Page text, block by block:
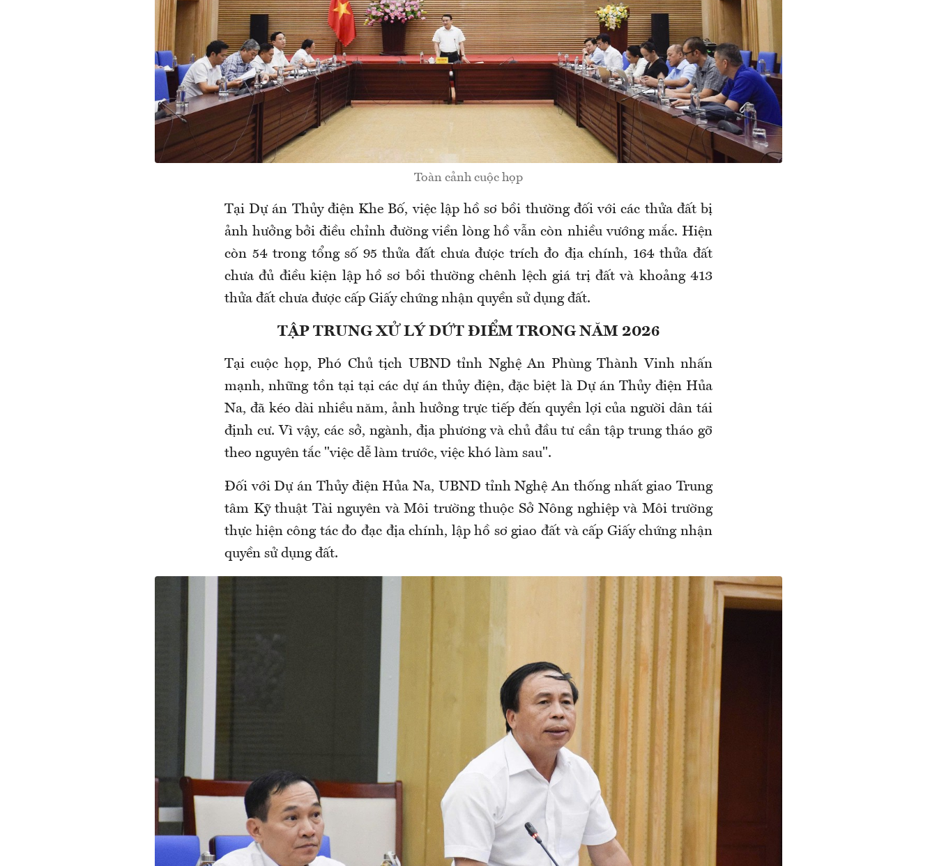
Toàn cảnh cuộc họp
Tại Dự án Thủy điện Khe Bố, việc lập hồ sơ bồi thường đối với các thửa đất bị
ảnh hưởng bởi điều chỉnh đường viền lòng hồ vẫn còn nhiều vướng mắc. Hiện
còn 54 trong tổng số 95 thửa đất chưa được trích đo địa chính, 164 thửa đất
chưa đủ điều kiện lập hồ sơ bồi thường chênh lệch giá trị đất và khoảng 413
thửa đất chưa được cấp Giấy chứng nhận quyền sử dụng đất.
TẬP TRUNG XỬ LÝ DỨT ĐIỂM TRONG NĂM 2026
Tại cuộc họp, Phó Chủ tịch UBND tỉnh Nghệ An Phùng Thành Vinh nhấn
mạnh, những tồn tại tại các dự án thủy điện, đặc biệt là Dự án Thủy điện Hủa
Na, đã kéo dài nhiều năm, ảnh hưởng trực tiếp đến quyền lợi của người dân tái
định cư. Vì vậy, các sở, ngành, địa phương và chủ đầu tư cần tập trung tháo gỡ
theo nguyên tắc "việc dễ làm trước, việc khó làm sau".
Đối với Dự án Thủy điện Hủa Na, UBND tỉnh Nghệ An thống nhất giao Trung
tâm Kỹ thuật Tài nguyên và Môi trường thuộc Sở Nông nghiệp và Môi trường
thực hiện công tác đo đạc địa chính, lập hồ sơ giao đất và cấp Giấy chứng nhận
quyền sử dụng đất.